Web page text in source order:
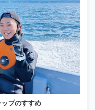
プのすすめ